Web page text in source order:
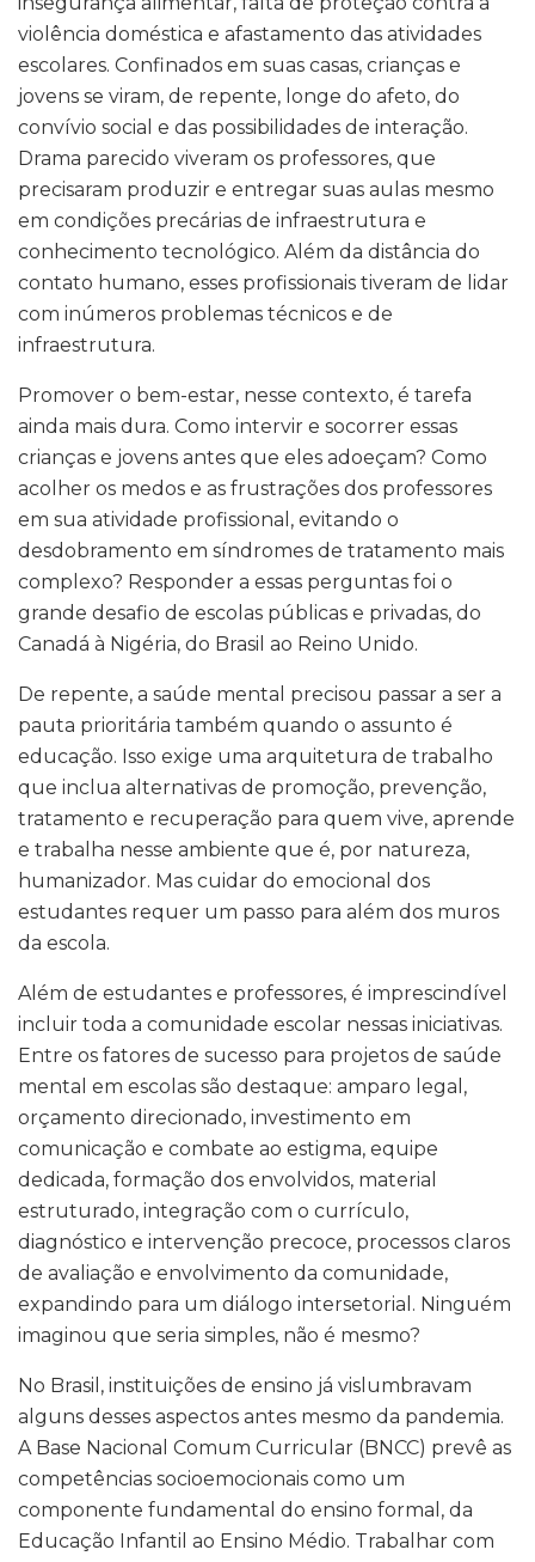
violência doméstica e afastamento das atividades
escolares. Confinados em suas casas, crianças e
jovens se viram, de repente, longe do afeto, do
convívio social e das possibilidades de interação.
Drama parecido viveram os professores, que
precisaram produzir e entregar suas aulas mesmo
em condições precárias de infraestrutura e
conhecimento tecnológico. Além da distância do
contato humano, esses profissionais tiveram de lidar
com inúmeros problemas técnicos e de
infraestrutura.
Promover o bem-estar, nesse contexto, é tarefa
ainda mais dura. Como intervir e socorrer essas
crianças e jovens antes que eles adoeçam? Como
acolher os medos e as frustrações dos professores
em sua atividade profissional, evitando o
desdobramento em síndromes de tratamento mais
complexo? Responder a essas perguntas foi o
grande desafio de escolas públicas e privadas, do
Canadá à Nigéria, do Brasil ao Reino Unido.
De repente, a saúde mental precisou passar a ser a
pauta prioritária também quando o assunto é
educação. Isso exige uma arquitetura de trabalho
que inclua alternativas de promoção, prevenção,
tratamento e recuperação para quem vive, aprende
e trabalha nesse ambiente que é, por natureza,
humanizador. Mas cuidar do emocional dos
estudantes requer um passo para além dos muros
da escola.
Além de estudantes e professores, é imprescindível
incluir toda a comunidade escolar nessas iniciativas.
Entre os fatores de sucesso para projetos de saúde
mental em escolas são destaque: amparo legal,
orçamento direcionado, investimento em
comunicação e combate ao estigma, equipe
dedicada, formação dos envolvidos, material
estruturado, integração com o currículo,
diagnóstico e intervenção precoce, processos claros
de avaliação e envolvimento da comunidade,
expandindo para um diálogo intersetorial. Ninguém
imaginou que seria simples, não é mesmo?
No Brasil, instituições de ensino já vislumbravam
alguns desses aspectos antes mesmo da pandemia.
A Base Nacional Comum Curricular (BNCC) prevê as
competências socioemocionais como um
componente fundamental do ensino formal, da
Educação Infantil ao Ensino Médio. Trabalhar com